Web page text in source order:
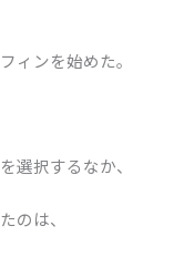
ィンを始めた。
選択するなか、
のは、